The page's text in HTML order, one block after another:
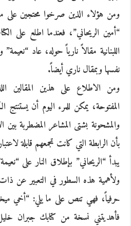
ومن هؤلاء الذين صرخوا محتجين على
“أمين الريحاني”، فعندما اطلع
اللبنانية مقالاً نارياً حوله، عاد
نفسها وبمقال ناري أيضاً.
ومن الاطلاع على هذين المقالين
المفتوحة، يمكن للمرء اليوم أن يستنتج
والمشحونة بشتى المشاعر المضطربة بين
بأن الرابطة التي كانت تجمعهم قابلة
يبدأ “الريحاني” بإطلاق النار على
ولأهمية هذه السطور في التعبير عن
حرفياً، فهي تنص على ما يلي: “أخي
فأهديتني نسخة من كتابك جبران